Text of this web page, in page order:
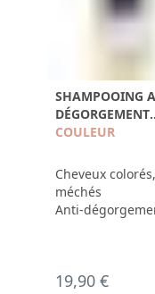
SHAMPOOING
DÉGORGEMENT
500ML
COULEUR
Cheveux colorés,
méchés
Anti-
19,90 €